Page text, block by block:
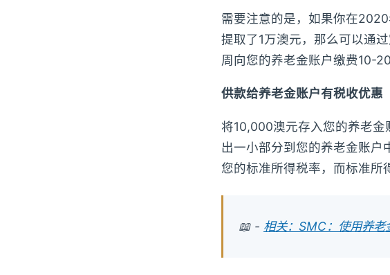
需要注意的是，如果你在
提取了1万澳元，那么可以通
周向您的养老金账户缴费10-
供款给养老金账户有税收优惠
将10,000澳元存入您的养老
出一小部分到您的养老金账户
您的标准所得税率，而标准所
📖 - 相关：SMC：使用养